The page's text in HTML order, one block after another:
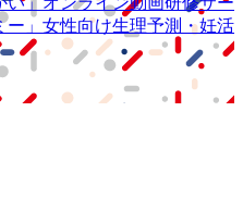
」 女性向け生理予測・妊活